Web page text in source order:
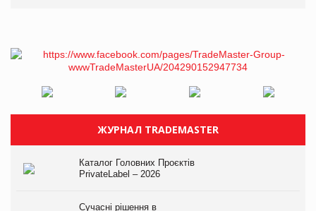
ЖУРНАЛ TRADEMASTER
Каталог Головних Проєктів
PrivateLabel – 2026
Сучасні рішення в